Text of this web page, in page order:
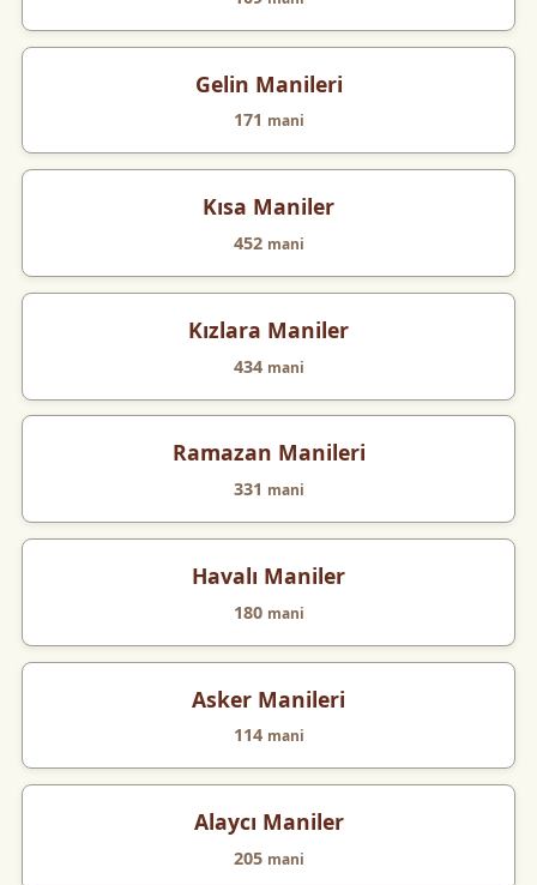
Gelin Manileri
171 mani
Kısa Maniler
452 mani
Kızlara Maniler
434 mani
Ramazan Manileri
331 mani
Havalı Maniler
180 mani
Asker Manileri
114 mani
Alaycı Maniler
205 mani